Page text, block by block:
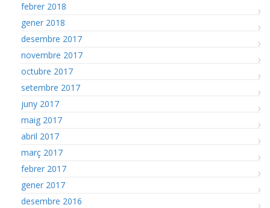
febrer 2018
gener 2018
desembre 2017
novembre 2017
octubre 2017
setembre 2017
juny 2017
maig 2017
abril 2017
març 2017
febrer 2017
gener 2017
desembre 2016